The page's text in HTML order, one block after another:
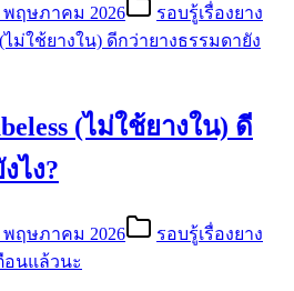
พฤษภาคม 2026 รอบรู้เรื่องยาง
(ไม่ใช้ยางใน) ดี
ไง?
พฤษภาคม 2026 รอบรู้เรื่องยาง